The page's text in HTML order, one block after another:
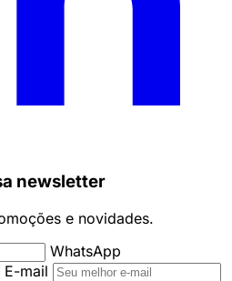
newsletter
e novidades.
WhatsApp
E-mail